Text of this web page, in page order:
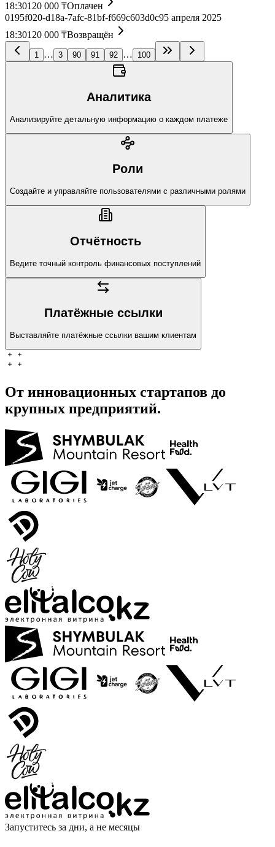
18:30120 000 ₸Оплачен
0195f020-d18a-7afc-81bf-f669c603d0c95 апреля 2025
18:30120 000 ₸Возвращён
1 … 3 90 91 92 … 100
Аналитика
Анализируйте детальную информацию о каждом платеже
Роли
Создайте и управляйте пользователями с различными ролями
Отчётность
Ведите точный контроль финансовых поступлений
Платёжные ссылки
Выставляйте платёжные ссылки вашим клиентам
От инновационных стартапов до
крупных предприятий.
Запуститесь за дни, а не месяцы